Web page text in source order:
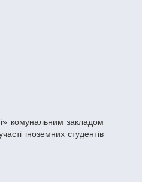
іноземних студентів